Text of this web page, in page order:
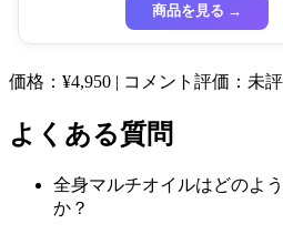
商品を見る →
価格：¥4,950 | コメント評価：未
よくある質問
全身マルチオイルはどのよ
か？